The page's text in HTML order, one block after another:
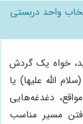
واحد دربستی
خواه یک گردش
الله علیها) یا
دغدغه‌هایی
مسیر مناسب